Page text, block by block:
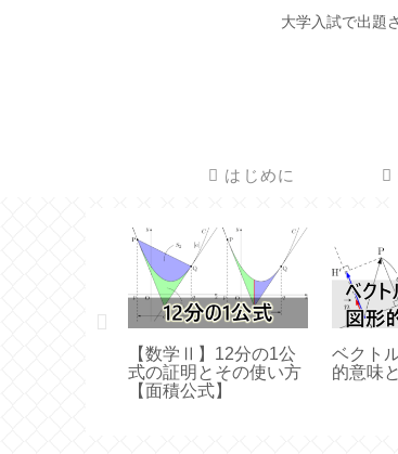
大学入試で出題
はじめに
【数学Ⅱ】12分の1公
式の証明とその使い方
【面積公式】
ベクト
的意味